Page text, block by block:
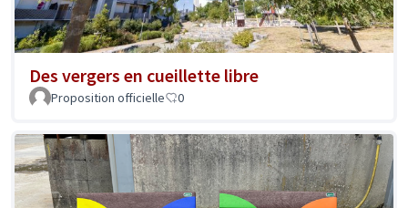
Des vergers en cueillette libre
Proposition officielle 0